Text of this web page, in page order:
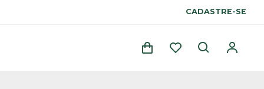
CADASTRE-SE